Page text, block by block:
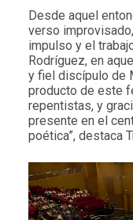
Desde aquel
verso
impulso y el
Rodríguez, en
y fiel discípulo de
producto de este
repentistas, y
presente en el
poética”, destaca